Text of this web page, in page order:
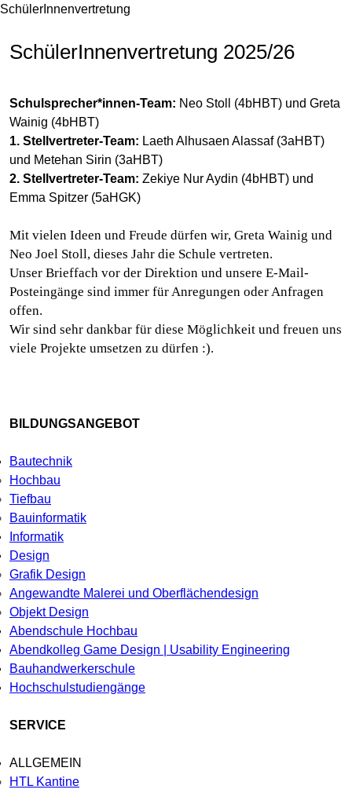
SchülerInnenvertretung
SchülerInnenvertretung 2025/26
Schulsprecher*innen-Team: Neo Stoll (4bHBT) und Greta
Wainig (4bHBT)
1. Stellvertreter-Team: Laeth Alhusaen Alassaf (3aHBT)
und Metehan Sirin (3aHBT)
2. Stellvertreter-Team: Zekiye Nur Aydin (4bHBT) und
Emma Spitzer (5aHGK)
Mit vielen Ideen und Freude dürfen wir, Greta Wainig und
Neo Joel Stoll, dieses Jahr die Schule vertreten.
Unser Brieffach vor der Direktion und unsere E-Mail-
Posteingänge sind immer für Anregungen oder Anfragen
offen.
Wir sind sehr dankbar für diese Möglichkeit und freuen uns
viele Projekte umsetzen zu dürfen :).
BILDUNGSANGEBOT
Bautechnik
Hochbau
Tiefbau
Bauinformatik
Informatik
Design
Grafik Design
Angewandte Malerei und Oberflächendesign
Objekt Design
Abendschule Hochbau
Abendkolleg Game Design | Usability Engineering
Bauhandwerkerschule
Hochschulstudiengänge
SERVICE
ALLGEMEIN
HTL Kantine